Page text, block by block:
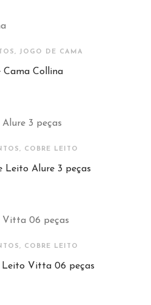
JOGO DE CAMA
Cama Collina
COBRE LEITO
Leito Alure 3 peças
COBRE LEITO
Leito Vitta 06 peças